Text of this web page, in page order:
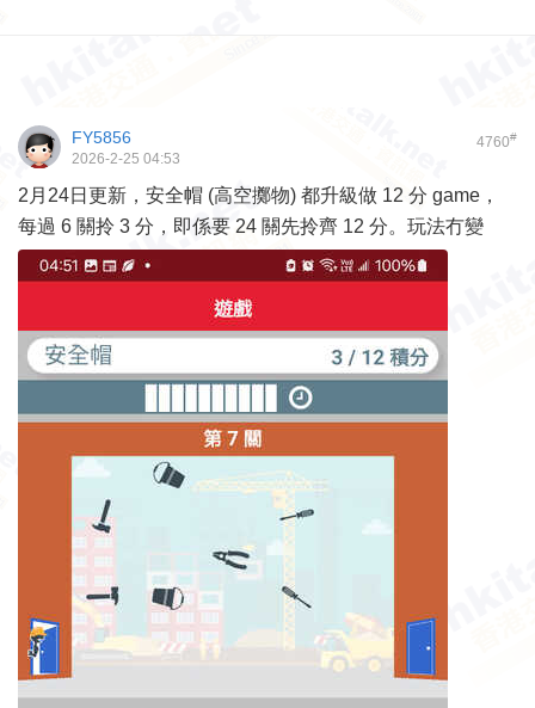
4760#
FY5856
2026-2-25 04:53
2月24日更新，安全帽 (高空擲物) 都升級做 12 分 game，
每過 6 關拎 3 分，即係要 24 關先拎齊 12 分。玩法冇變